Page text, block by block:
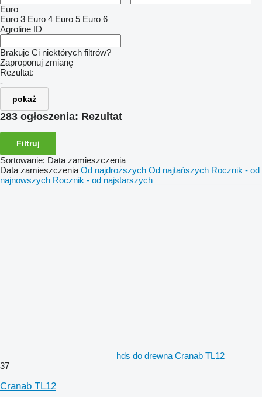
Euro
Euro 3 Euro 4 Euro 5 Euro 6
Agroline ID
Brakuje Ci niektórych filtrów?
Zaproponuj zmianę
Rezultat:
-
pokaż
283 ogłoszenia: Rezultat
Filtruj
Sortowanie: Data zamieszczenia
Data zamieszczenia Od najdroższych Od najtańszych Rocznik - od
najnowszych Rocznik - od najstarszych
hds do drewna Cranab TL12
37
Cranab TL12